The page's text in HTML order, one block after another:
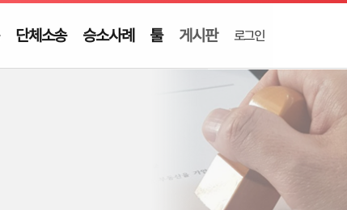
단체소송 승소사례 툴 게시판 로그인